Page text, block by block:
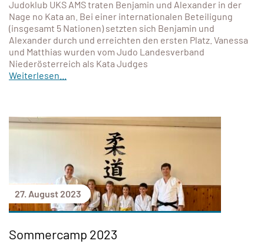
Judoklub UKS AMS traten Benjamin und Alexander in der
Nage no Kata an. Bei einer internationalen Beteiligung
(insgesamt 5 Nationen) setzten sich Benjamin und
Alexander durch und erreichten den ersten Platz. Vanessa
und Matthias wurden vom Judo Landesverband
Niederösterreich als Kata Judges
Weiterlesen...
27. August 2023
Sommercamp 2023